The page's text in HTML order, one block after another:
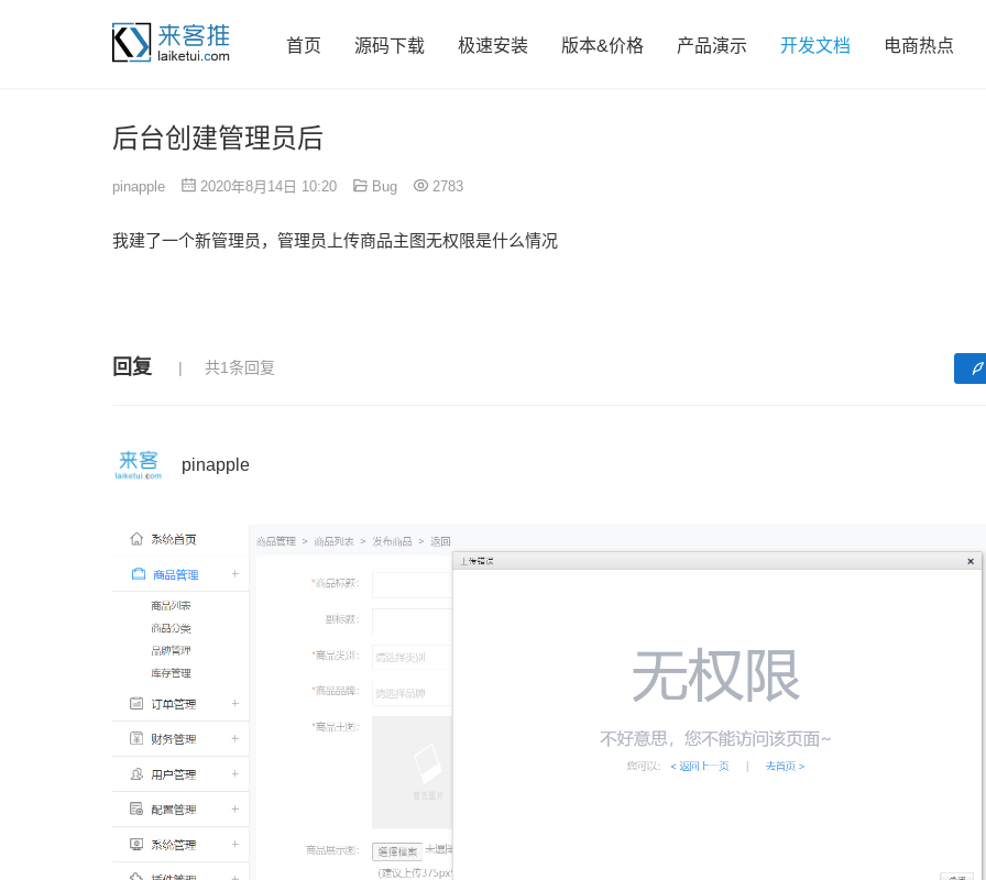
首页 源码下载 极速安装 版本&价格 产品演示 开发文档 电商热点
后台创建管理员后
pinapple 2020年8月14日 10:20 Bug 2783
我建了一个新管理员，管理员上传商品主图无权限是什么情况
回复 共1条回复
pinapple